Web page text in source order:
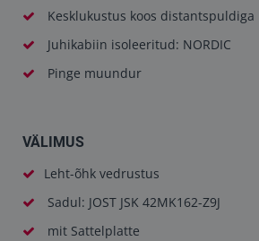
Kesklukustus koos distantspuldiga
Juhikabiin isoleeritud: NORDIC
Pinge muundur
VÄLIMUS
Leht-õhk vedrustus
Sadul: JOST JSK 42MK162-Z9J
mit Sattelplatte